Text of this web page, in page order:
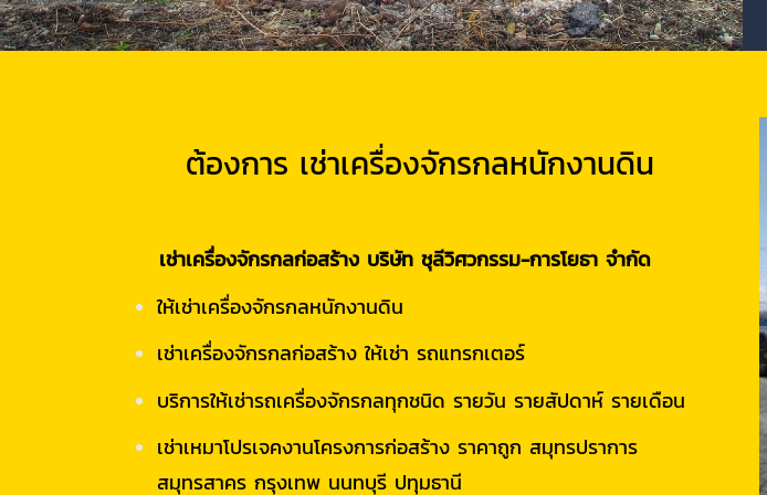
ต้องการ เช่าเครื่องจักรกลหนักงานดิน
เช่าเครื่องจักรกลก่อสร้าง บริษัท ชุลีวิศวกรรม-การโยธา จำกัด
ให้เช่าเครื่องจักรกลหนักงานดิน
เช่าเครื่องจักรกลก่อสร้าง ให้เช่า รถแทรกเตอร์
บริการให้เช่ารถเครื่องจักรกลทุกชนิด รายวัน รายสัปดาห์ รายเดือน
เช่าเหมาโปรเจคงานโครงการก่อสร้าง ราคาถูก สมุทรปราการ
สมุทรสาคร กรุงเทพ นนทบุรี ปทุมธานี